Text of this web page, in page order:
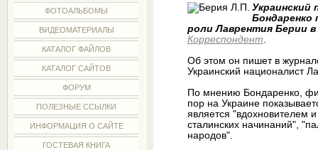
ФОТОАЛЬБОМЫ
ВИДЕОМАТЕРИАЛЫ
КАТАЛОГ ФАЙЛОВ
КАТАЛОГ САЙТОВ
ФОРУМ
ПОЛЕЗНЫЕ ССЫЛКИ
ИНФОРМАЦИЯ О САЙТЕ
ГОСТЕВАЯ КНИГА
Украинский
Бондаренко
роли Лаврентия Берии
Корреспондент
Об этом он пишет в
Украинский националист
По мнению Бондаренко,
пор на Украине
является "вдохновителем
сталинских начинаний",
народов".